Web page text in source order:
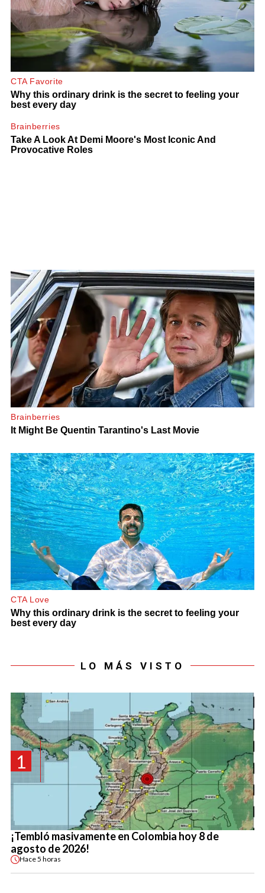
LO MÁS VISTO
1
¡Tembló masivamente en Colombia hoy 8 de
agosto de 2026!
Hace5 horas